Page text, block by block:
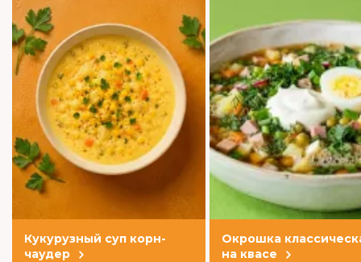
Кукурузный суп корн-
чаудер
Окрошка
на квасе